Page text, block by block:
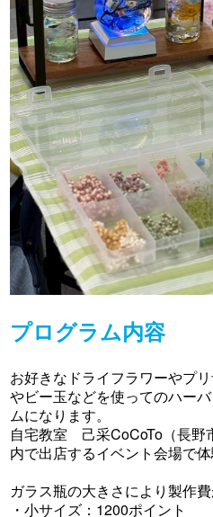
プログラム内容
お好きなドライフラワーやプ
やビー玉などを使ってのハー
ムになります。
自宅教室 己采CoCoTo（長野
内で出店するイベント会場で体
ガラス瓶の大きさにより製作費
・小サイズ：1200ポイント